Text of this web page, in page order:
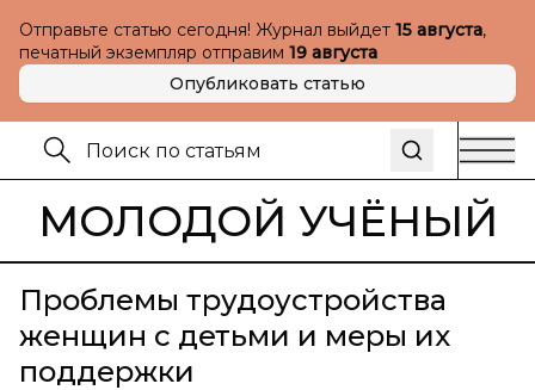
Отправьте статью сегодня! Журнал выйдет 15 августа,
печатный экземпляр отправим 19 августа
Опубликовать статью
МОЛОДОЙ УЧЁНЫЙ
Проблемы трудоустройства
женщин с детьми и меры их
поддержки